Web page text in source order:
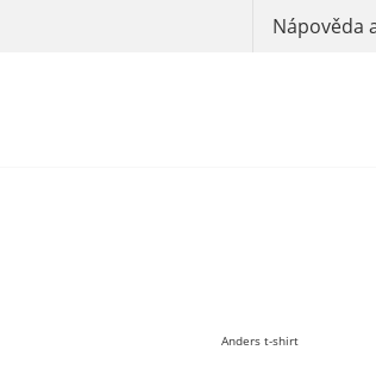
Nápověda
Anders t-shirt